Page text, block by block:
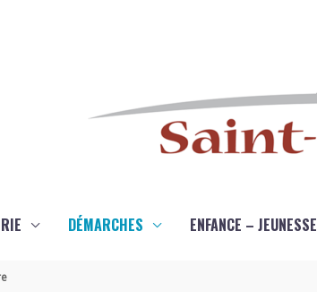
DÉMARCHES ENFANCE – JEUNESSE